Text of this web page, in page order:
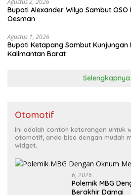
Bupati Alexander Wilyo Sambut
Oesman
Agustus 1, 2026
Bupati Ketapang Sambut
Kalimantan Barat
Selengkapnya
Otomotif
Ini adalah contoh keterangan untuk
otomotif, anda bisa dengan mudah
widget.
6, 2026
Polemik MBG
Berakhir Damai